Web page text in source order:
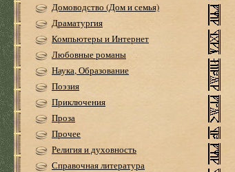
Домоводство (Дом и семья)
Драматургия
Компьютеры и Интернет
Любовные романы
Наука, Образование
Поэзия
Приключения
Проза
Прочее
Религия и духовность
Справочная литература